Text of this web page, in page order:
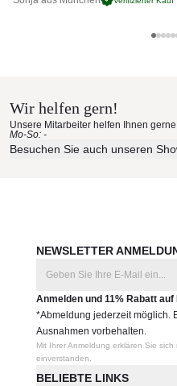
bestellen
Erleben Sie unsere Stoffe
Ihren eigenen vier Wänden.
Wir helfen gern!
Unsere Mitarbeiter helfen Ihnen
Mo-So: -
Besuchen Sie auch unseren
BELIEBTE LINKS
NEWSLETTER
Anmelden und 11% Rabatt
*Abmeldung jederzeit möglich.
Ausnahmen vorbehalten.
Mit Ihrer Anmeldung erklären Sie
einverstanden.